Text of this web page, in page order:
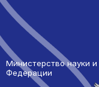
Министерство науки
Федерации